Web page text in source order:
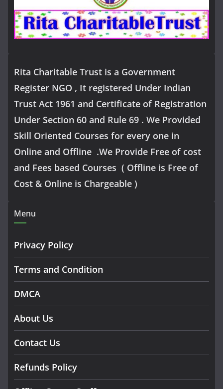
Rita Charitable Trust is a Government
Register NGO , It registered Under Indian
Trust Act 1961 and Certificate of Registration
Under Section 60 and Rule 69 . We Provided
Skill Oriented Courses for every one in
Online and Offline .We Provide Free of cost
and Fees based Courses ( Offline is Free of
Cost & Online is Chargeable )
Menu
Privacy Policy
Terms and Condition
DMCA
About Us
Contact Us
Refunds Policy